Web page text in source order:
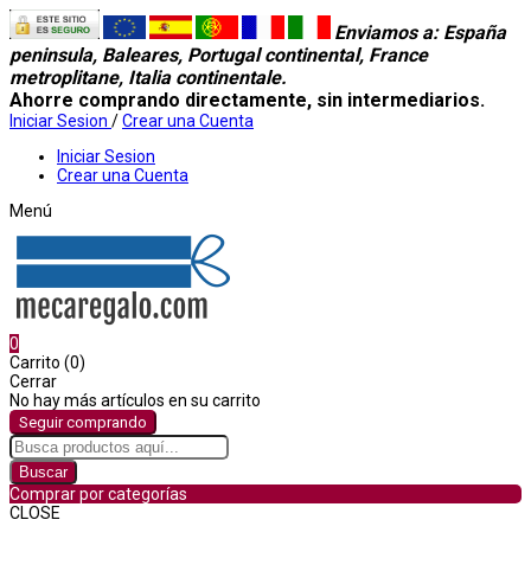
Enviamos a: España
peninsula, Baleares, Portugal continental, France
metroplitane, Italia continentale.
Ahorre comprando directamente, sin intermediarios.
Iniciar Sesion /Crear una Cuenta
Iniciar Sesion
Crear una Cuenta
Menú
0
Carrito (0)
Cerrar
No hay más artículos en su carrito
Seguir comprando
Buscar
Comprar por categorías
CLOSE